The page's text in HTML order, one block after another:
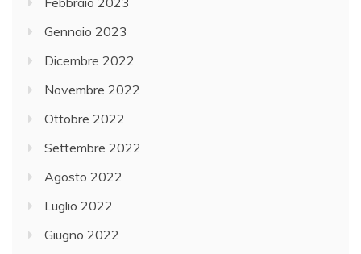
Gennaio 2023
Dicembre 2022
Novembre 2022
Ottobre 2022
Settembre 2022
Agosto 2022
Luglio 2022
Giugno 2022